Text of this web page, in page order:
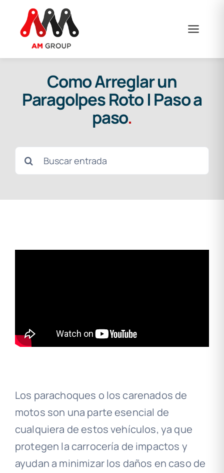
contenido
Como Arreglar un
Paragolpes Roto | Paso a
paso.
Buscar:
Los parachoques o los carenados de
motos son una parte esencial de
cualquiera de estos vehículos, ya que
protegen la carrocería de impactos y
ayudan a minimizar los daños en caso de